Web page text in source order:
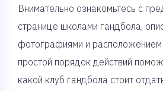
Внимательно ознакомьтесь с
странице школами гандбола,
фотографиями и расположением
простой порядок действий
какой клуб гандбола стоит